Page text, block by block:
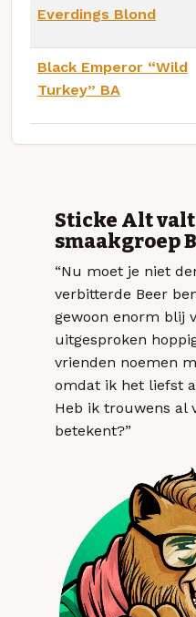
Everdings Blond
Black Emperor “Wild
Turkey” BA
Sticke Alt
smaakgroep
“Nu moet je niet
verbitterde Beer
gewoon enorm blij
uitgesproken
vrienden noemen
omdat ik het liefst
Heb ik trouwens al
betekent?”